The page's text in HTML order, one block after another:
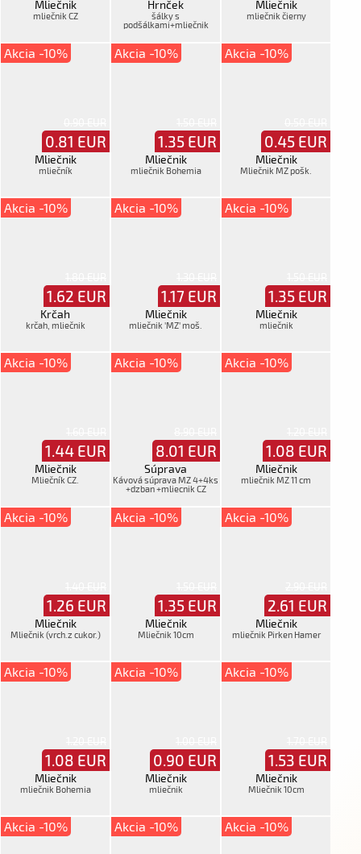
Mliečnik
mliečnik CZ
Hrnček
šálky s
podšálkami+mliečnik
Mliečnik
mliečnik čierny
Akcia -10%
0.81 EUR
Mliečnik
mliečník
Akcia -10%
1.35 EUR
Mliečnik
mliečnik Bohemia
Akcia -10%
0.45 EUR
Mliečnik
Mliečnik MZ pošk.
Akcia -10%
1.62 EUR
Krčah
krčah, mliečnik
Akcia -10%
1.17 EUR
Mliečnik
mliečnik 'MZ' moš.
Akcia -10%
1.35 EUR
Mliečnik
mliečnik
Akcia -10%
1.44 EUR
Mliečnik
Mliečník CZ.
Akcia -10%
8.01 EUR
Súprava
Kávová súprava MZ 4+4ks
+dzban +mliecnik CZ
Akcia -10%
1.08 EUR
Mliečnik
mliečnik MZ 11 cm
Akcia -10%
1.26 EUR
Mliečnik
Mliečnik (vrch.z cukor.)
Akcia -10%
1.35 EUR
Mliečnik
Mliečnik 10cm
Akcia -10%
2.61 EUR
Mliečnik
mliečnik Pirken Hamer
Akcia -10%
1.08 EUR
Mliečnik
mliečnik Bohemia
Akcia -10%
0.90 EUR
Mliečnik
mliečnik
Akcia -10%
1.53 EUR
Mliečnik
Mliečnik 10cm
Akcia -10% Akcia -10% Akcia -10%